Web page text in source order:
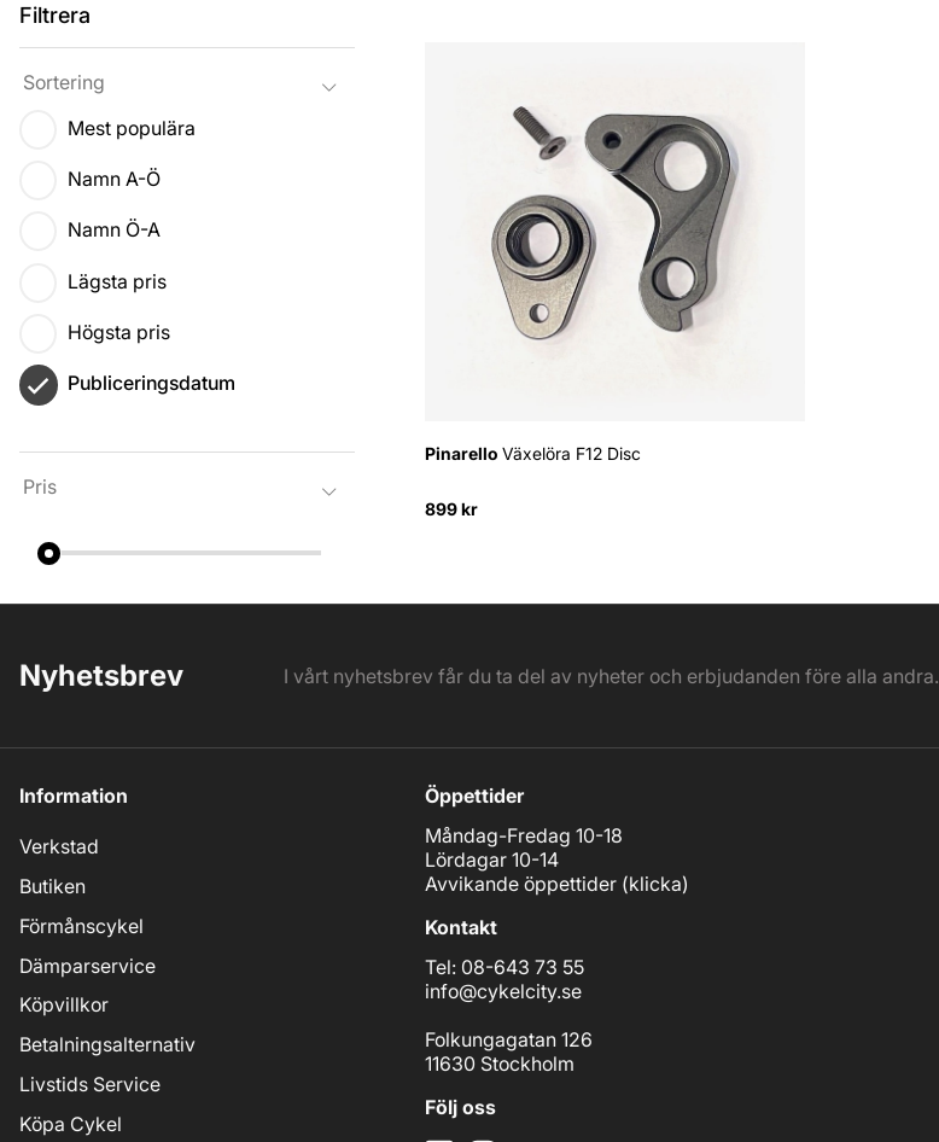
Filtrera
Sortering
Mest populära
Namn A-Ö
Namn Ö-A
Lägsta pris
Högsta pris
Publiceringsdatum
Pris
Pinarello Växelöra F12 Disc
899 kr
Nyhetsbrev I vårt nyhetsbrev får du ta del av nyheter och erbjudanden före alla andra.
Information
Verkstad
Butiken
Förmånscykel
Dämparservice
Köpvillkor
Betalningsalternativ
Livstids Service
Köpa Cykel
Öppettider
Måndag-Fredag 10-18
Lördagar 10-14
Avvikande öppettider (klicka)
Kontakt
Tel: 08-643 73 55
info@cykelcity.se
Folkungagatan 126
11630 Stockholm
Följ oss